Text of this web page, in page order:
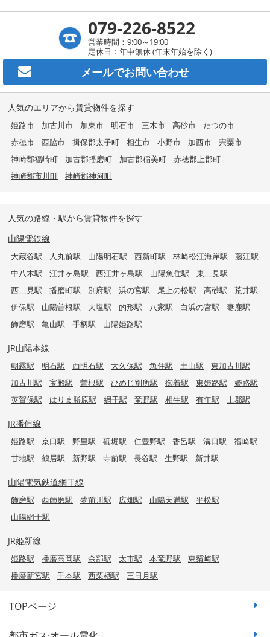
079-226-8522
営業時間：9:00～19:00
定休日：年中無休 (年末年始を除く)
メールでお問い合わせ
人気のエリアから賃貸物件を探す
姫路市 加古川市 加東市 明石市 三木市 高砂市
たつの市
赤穂市
西脇市 揖保郡太子町 相生市 小野市 加西市
宍粟市
神崎郡福崎町
加古郡播磨町 加古郡稲美町
赤穂郡上郡町
神崎郡市川町
神崎郡神河町
人気の路線・駅から賃貸物件を探す
山陽電鉄線
大蔵谷駅 人丸前駅 山陽明石駅 西新町駅 林崎松江海岸駅
藤江駅
中八木駅
江井ヶ島駅 西江井ヶ島駅 山陽魚住駅
東二見駅
西二見駅
播磨町駅 別府駅 浜の宮駅 尾上の松駅 高砂駅
荒井駅
伊保駅
山陽曽根駅 大塩駅 的形駅 八家駅 白浜の宮駅
妻鹿駅
飾磨駅
亀山駅 手柄駅 山陽姫路駅
JR山陽本線
朝霧駅 明石駅 西明石駅 大久保駅 魚住駅 土山駅
東加古川駅
加古川駅
宝殿駅 曽根駅 ひめじ別所駅 御着駅 東姫路駅
姫路駅
英賀保駅
はりま勝原駅 網干駅 竜野駅 相生駅 有年駅 上郡駅
JR播但線
姫路駅 京口駅 野里駅 砥堀駅 仁豊野駅 香呂駅 溝口駅
福崎駅
甘地駅
鶴居駅 新野駅 寺前駅 長谷駅 生野駅 新井駅
山陽電気鉄道網干線
飾磨駅 西飾磨駅 夢前川駅 広畑駅 山陽天満駅
平松駅
山陽網干駅
JR姫新線
姫路駅 播磨高岡駅 余部駅 太市駅 本竜野駅
東觜崎駅
播磨新宮駅
千本駅 西栗栖駅 三日月駅
TOPページ